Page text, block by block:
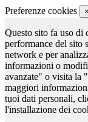
Preferenze cookies ×
Questo sito fa uso di
performance del sito
network e per
informazioni o
avanzate" o visita la
maggiori
tuoi dati personali,
l'installazione dei